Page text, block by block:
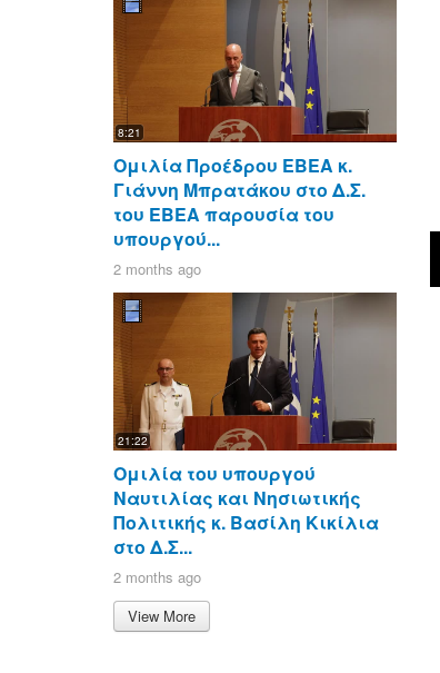
8:21
Ομιλία Προέδρου ΕΒΕΑ κ.
Γιάννη Μπρατάκου στο Δ.Σ.
του ΕΒΕΑ παρουσία του
υπουργού...
2 months ago
21:22
Ομιλία του υπουργού
Ναυτιλίας και Νησιωτικής
Πολιτικής κ. Βασίλη Κικίλια
στο Δ.Σ...
2 months ago
View More